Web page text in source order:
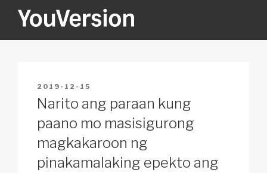
YOUVERSION
POSTED
ON
2019-12-15
Narito ang paraan kung
paano mo masisigurong
magkakaroon ng
pinakamalaking epekto ang